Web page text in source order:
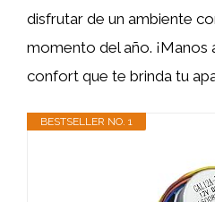
disfrutar de un ambiente
momento del año. ¡Manos
confort que te brinda tu
BESTSELLER NO. 1